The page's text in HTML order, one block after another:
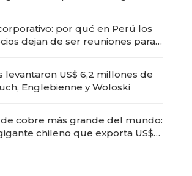
por qué en Perú los
dejan de ser reuniones para
levantaron US$ 6,2 millones de
Englebienne y Woloski
de cobre más grande del mundo:
chileno que exporta US$